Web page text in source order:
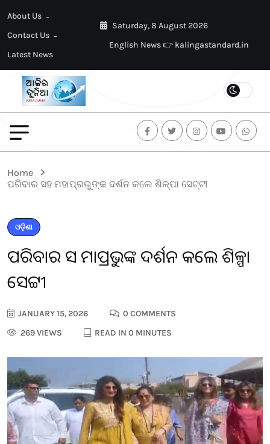
About Us
Contact Us
Latest News
Saturday, 8 August 2026
English News 👉 kalingastandard.in
Home
ପରିବାର ସହ ମହାପ୍ରଭୁଙ୍କ ଦର୍ଶନ କଲେ ଶିଳ୍ପା ସେଟ୍ଟୀ
ଓଡ଼ିଶା
ପରିବାର ସହ ମହାପ୍ରଭୁଙ୍କ ଦର୍ଶନ କଲେ ଶିଳ୍ପା
ସେଟ୍ଟୀ
JANUARY 15, 2026
0 COMMENTS
269 VIEWS
READ IN 0 MINUTES